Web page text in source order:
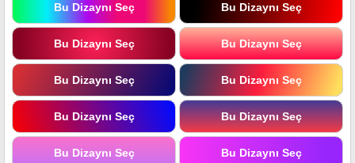
Bu Dizaynı Seç Bu Dizaynı Seç
Bu Dizaynı Seç Bu Dizaynı Seç
Bu Dizaynı Seç Bu Dizaynı Seç
Bu Dizaynı Seç Bu Dizaynı Seç
Bu Dizaynı Seç Bu Dizaynı Seç